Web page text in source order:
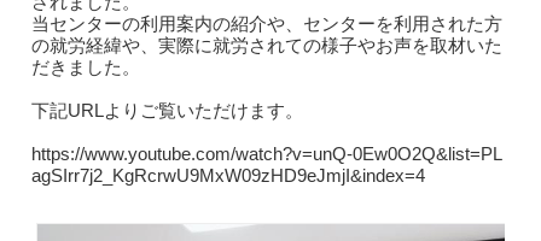
当センターの利用案内の紹介や、センターを利用された方
の就労経緯や、実際に就労されての様子やお声を取材いた
だきました。
下記URLよりご覧いただけます。
https://www.youtube.com/watch?v=unQ-0Ew0O2Q&list=PL
agSIrr7j2_KgRcrwU9MxW09zHD9eJmjI&index=4